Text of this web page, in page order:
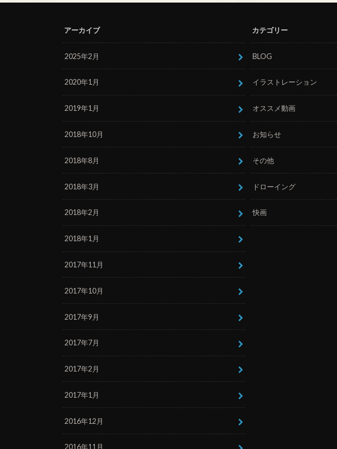
アーカイブ
2025年2月
2020年1月
2019年1月
2018年10月
2018年8月
2018年3月
2018年2月
2018年1月
2017年11月
2017年10月
2017年9月
2017年7月
2017年2月
2017年1月
2016年12月
2016年11月
カテゴリー
BLOG
イラストレーション
オススメ動画
お知らせ
その他
ドローイング
快画